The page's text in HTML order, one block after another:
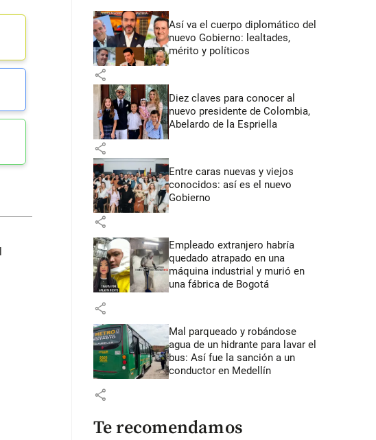
Así va el cuerpo diplomático del
nuevo Gobierno: lealtades,
mérito y políticos
share
Diez claves para conocer al
nuevo presidente de Colombia,
Abelardo de la Espriella
share
Entre caras nuevas y viejos
conocidos: así es el nuevo
Gobierno
share
Empleado extranjero habría
quedado atrapado en una
máquina industrial y murió en
una fábrica de Bogotá
share
Mal parqueado y robándose
agua de un hidrante para lavar el
bus: Así fue la sanción a un
conductor en Medellín
share
Te recomendamos